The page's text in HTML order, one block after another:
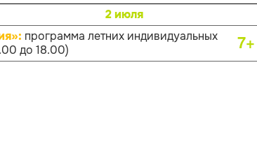
2 июля
программа летних индивидуальных
до 18.00)
7+